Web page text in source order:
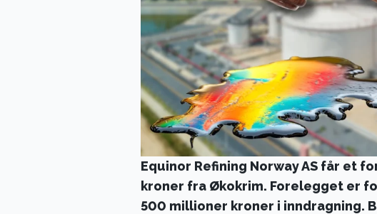
Equinor Refining Norway AS får et
kroner fra Økokrim. Forelegget er
500 millioner kroner i inndragning.